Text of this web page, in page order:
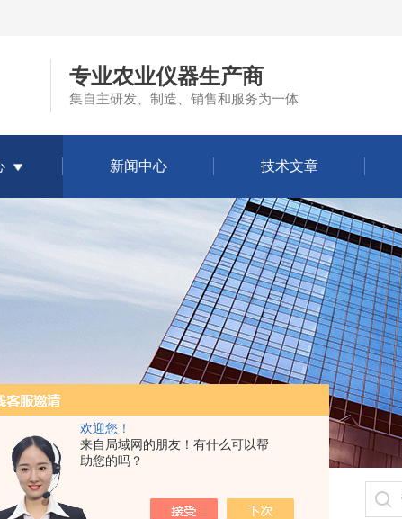
欢迎您！
来自局域网的朋友！有什么可以帮
助您的吗？
专业农业仪器生产商
集自主研发、制造、销售和服务为一体
新闻中心 技术文章
仪器,植保仪器,土壤仪器,环境气象仪器